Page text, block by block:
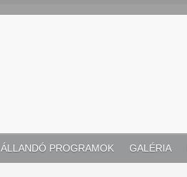
ÁLLANDÓ PROGRAMOK GALÉRIA